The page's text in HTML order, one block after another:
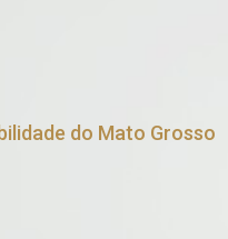
do Mato Grosso